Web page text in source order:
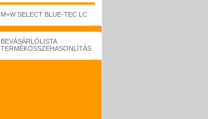
M+W SELECT BLUE-TEC LC
BEVÁSÁRLÓLISTA
TERMÉKÖSSZEHASONLÍTÁS